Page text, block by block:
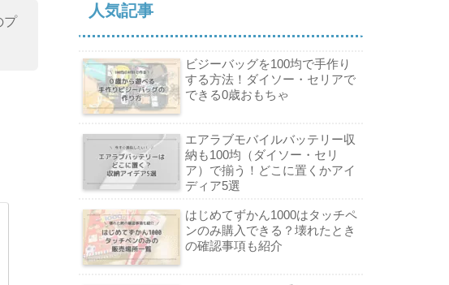
プ
人気記事
ビジーバッグを100均で手作り
する方法！ダイソー・セリアで
できる0歳おもちゃ
エアラブモバイルバッテリー収
納も100均（ダイソー・セリ
ア）で揃う！どこに置くかアイ
ディア5選
はじめてずかん1000はタッチペ
ンのみ購入できる？壊れたとき
の確認事項も紹介